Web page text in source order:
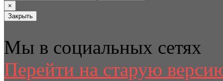
×
Закрыть
Мы в социальных сетях
Перейти на старую